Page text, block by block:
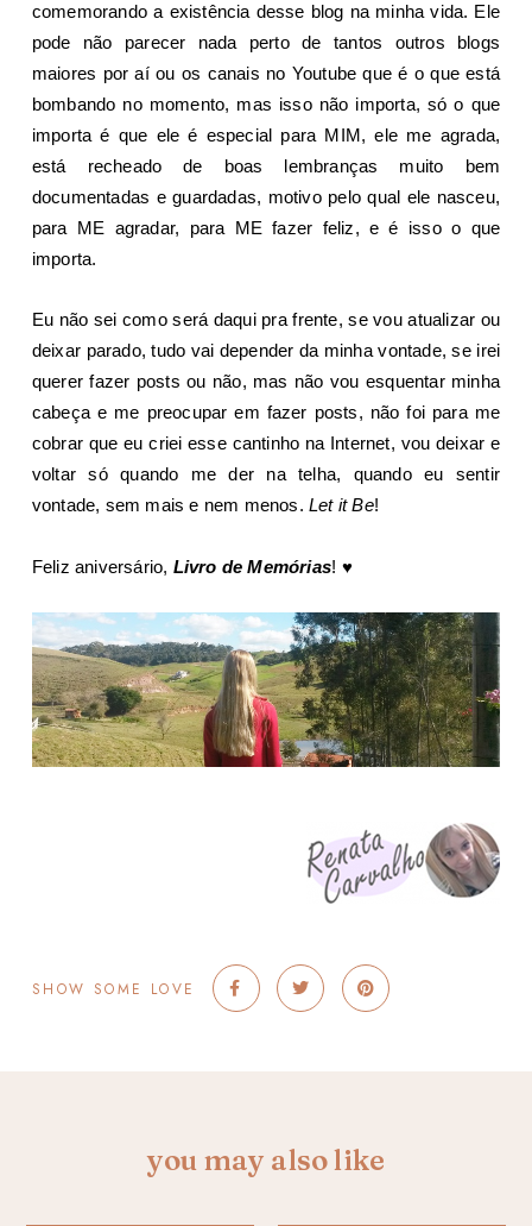
comemorando a existência desse blog na minha vida. Ele
pode não parecer nada perto de tantos outros blogs
maiores por aí ou os canais no Youtube que é o que está
bombando no momento, mas isso não importa, só o que
importa é que ele é especial para MIM, ele me agrada,
está recheado de boas lembranças muito bem
documentadas e guardadas, motivo pelo qual ele nasceu,
para ME agradar, para ME fazer feliz, e é isso o que
importa.
Eu não sei como será daqui pra frente, se vou atualizar ou
deixar parado, tudo vai depender da minha vontade, se irei
querer fazer posts ou não, mas não vou esquentar minha
cabeça e me preocupar em fazer posts, não foi para me
cobrar que eu criei esse cantinho na Internet, vou deixar e
voltar só quando me der na telha, quando eu sentir
vontade, sem mais e nem menos.Let it Be!
Feliz aniversário, Livro de Memórias! ♥
SHOW SOME LOVE
you may also like